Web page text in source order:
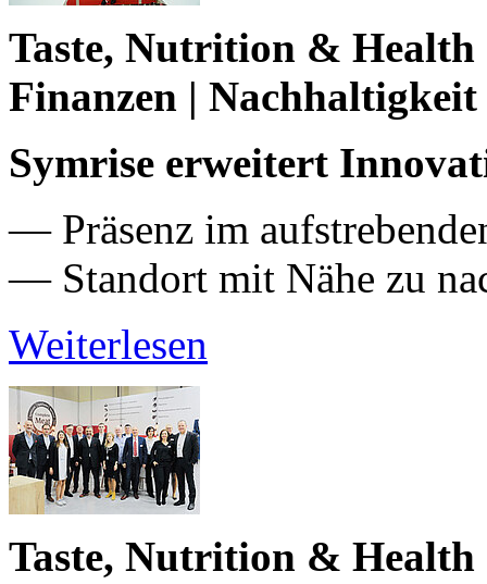
Taste, Nutrition & Health
Finanzen | Nachhaltigkeit
Symrise erweitert
— Präsenz im
— Standort mit Nähe zu
Weiterlesen
Taste, Nutrition &